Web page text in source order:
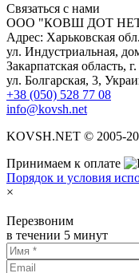
Связаться с нами
ООО "КОВШ ДОТ
Адрес: Харьковская
ул. Индустриальная,
Закарпатская область,
ул. Болгарская, 3,
+38 (050) 528 77 08
info@kovsh.net
KOVSH.NET © 2005-
Принимаем к оплате
Порядок и условия
×
Перезвоним
в течении 5 минут